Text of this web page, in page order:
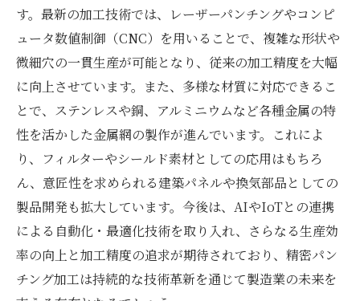
す。最新の加工技術では、レーザーパンチングやコンピ
ュータ数値制御（CNC）を用いることで、複雑な形状や
微細穴の一貫生産が可能となり、従来の加工精度を大幅
に向上させています。また、多様な材質に対応できるこ
とで、ステンレスや銅、アルミニウムなど各種金属の特
性を活かした金属網の製作が進んでいます。これによ
り、フィルターやシールド素材としての応用はもちろ
ん、意匠性を求められる建築パネルや換気部品としての
製品開発も拡大しています。今後は、AIやIoTとの連携
による自動化・最適化技術を取り入れ、さらなる生産効
率の向上と加工精度の追求が期待されており、精密パン
チング加工は持続的な技術革新を通じて製造業の未来を